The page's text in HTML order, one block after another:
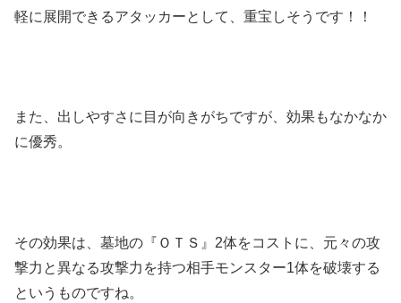
軽に展開できるアタッカーとして、重宝しそうです！！
また、出しやすさに目が向きがちですが、効果もなかなか
に優秀。
その効果は、墓地の『ＯＴＳ』2体をコストに、元々の攻
撃力と異なる攻撃力を持つ相手モンスター1体を破壊する
というものですね。